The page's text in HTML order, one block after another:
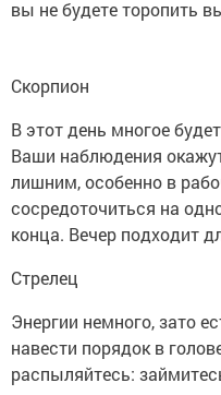
вы не будете торопить
Скорпион
В этот день многое
Ваши наблюдения
лишним, особенно в
сосредоточиться на
конца. Вечер подходит
Стрелец
Энергии немного, зато
навести порядок в
распыляйтесь: